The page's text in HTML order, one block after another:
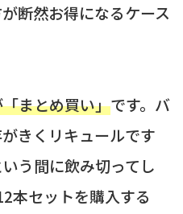
断然お得になるケース
まとめ買い」です。バ
きくリキュールです
う間に飲み切ってし
本セットを購入する